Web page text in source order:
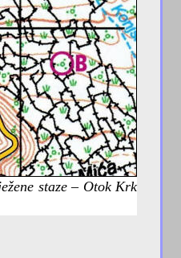
staze – Otok Krk